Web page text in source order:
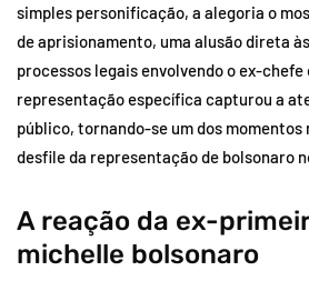
simples personificação, a alegoria o
de aprisionamento, uma alusão direta
processos legais envolvendo o ex-chefe
representação específica capturou a
público, tornando-se um dos momentos
desfile da representação de bolsonaro
A reação da ex-
michelle bolsonaro